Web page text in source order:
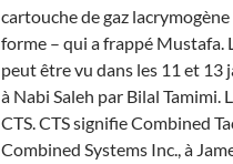
cartouche de gaz
forme – qui a frappé Mustafa.
peut être vu dans les 11 et
à Nabi Saleh par Bilal
CTS. CTS signifie Combined
Combined Systems Inc., à